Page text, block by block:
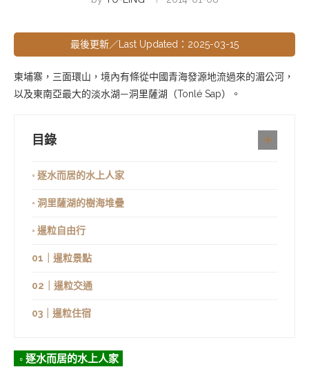
最後更新／Last Updated：2025-03-15
柬埔寨，三面環山，境內有條從中國青海發源地流過來的湄公河，
以及東南亞最大的淡水湖—洞里薩湖（Tonlé Sap）。
目錄
◦ 逐水而居的水上人家
◦ 洞里薩湖的樹海堆疊
◦ 暹粒自由行
01｜暹粒景點
02｜暹粒交通
03｜暹粒住宿
◦ 逐水而居的水上人家